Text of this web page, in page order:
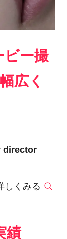
ビー撮
広く
director
しくみる
績